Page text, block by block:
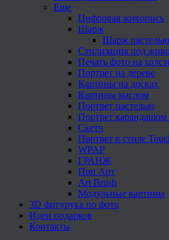
Еще
Цифровая живопись
Шарж
Шарж
Стилизация под
Печать фото на
Портрет на дереве
Картины на досках
Картины маслом
Портрет пастелью
Портрет
Скетч
Портрет в стиле
WPAP
ГРАНЖ
Поп Арт
Art Brush
Модульные картины
3D фигурука по фото
Идеи подарков
Контакты